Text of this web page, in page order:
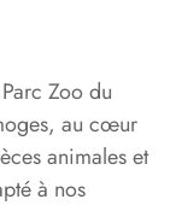
Zoo du
au cœur
animales et
à nos